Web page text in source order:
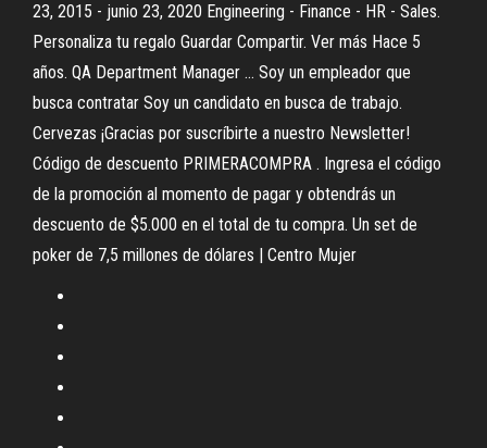
23, 2015 - junio 23, 2020 Engineering - Finance - HR - Sales.
Personaliza tu regalo Guardar Compartir. Ver más Hace 5
años. QA Department Manager ... Soy un empleador que
busca contratar Soy un candidato en busca de trabajo.
Cervezas ¡Gracias por suscríbirte a nuestro Newsletter!
Código de descuento PRIMERACOMPRA . Ingresa el código
de la promoción al momento de pagar y obtendrás un
descuento de $5.000 en el total de tu compra. Un set de
poker de 7,5 millones de dólares | Centro Mujer